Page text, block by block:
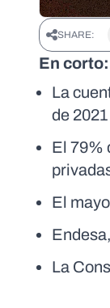
SHARE:
En corto:
La
de 2021
El 79%
El
La